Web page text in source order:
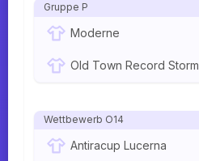
Gruppe P
Moderne
Old Town Record Storm
Wettbewerb O14
Antiracup Lucerna